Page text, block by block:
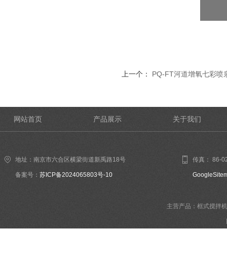
上一个： PQ-FT河道增氧七彩喷
网站首页 产品展示 关于我们
地址：南京市六合区横梁街道新禹路18号
备案号： 苏ICP备2024065803号-10
传真： 86-
主营产品：框式搅拌